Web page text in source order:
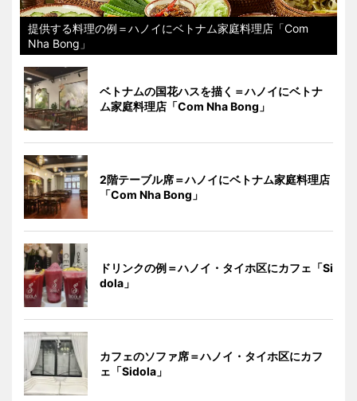
提供する料理の例＝ハノイにベトナム家庭料理店「Com
Nha Bong」
ベトナムの国花ハスを描く＝ハノイにベトナ
ム家庭料理店「Com Nha Bong」
2階テーブル席＝ハノイにベトナム家庭料理店
「Com Nha Bong」
ドリンクの例＝ハノイ・タイホ区にカフェ「Si
dola」
カフェのソファ席＝ハノイ・タイホ区にカフ
ェ「Sidola」